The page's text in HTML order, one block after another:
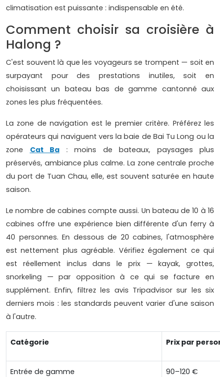
climatisation est puissante : indispensable en été.
Comment choisir sa croisière à
Halong ?
C'est souvent là que les voyageurs se trompent — soit en
surpayant pour des prestations inutiles, soit en
choisissant un bateau bas de gamme cantonné aux
zones les plus fréquentées.
La zone de navigation est le premier critère. Préférez les
opérateurs qui naviguent vers la baie de Bai Tu Long ou la
zone Cat Ba : moins de bateaux, paysages plus
préservés, ambiance plus calme. La zone centrale proche
du port de Tuan Chau, elle, est souvent saturée en haute
saison.
Le nombre de cabines compte aussi. Un bateau de 10 à 16
cabines offre une expérience bien différente d'un ferry à
40 personnes. En dessous de 20 cabines, l'atmosphère
est nettement plus agréable. Vérifiez également ce qui
est réellement inclus dans le prix — kayak, grottes,
snorkeling — par opposition à ce qui se facture en
supplément. Enfin, filtrez les avis Tripadvisor sur les six
derniers mois : les standards peuvent varier d'une saison
à l'autre.
Catégorie Prix par
Entrée de gamme 90–120 €